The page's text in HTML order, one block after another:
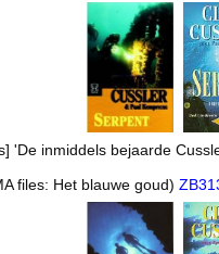
'De inmiddels bejaarde
files: Het blauwe goud)